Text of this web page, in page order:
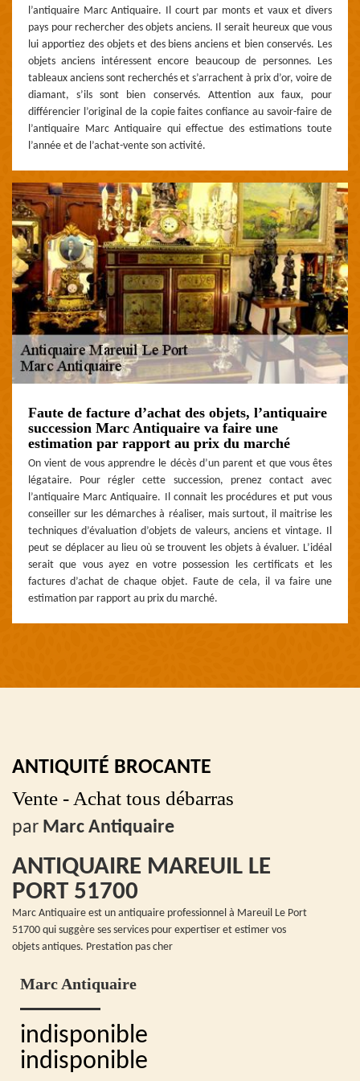
l’antiquaire Marc Antiquaire. Il court par monts et vaux et divers
pays pour rechercher des objets anciens. Il serait heureux que vous
lui apportiez des objets et des biens anciens et bien conservés. Les
objets anciens intéressent encore beaucoup de personnes. Les
tableaux anciens sont recherchés et s’arrachent à prix d’or, voire de
diamant, s’ils sont bien conservés. Attention aux faux, pour
différencier l’original de la copie faites confiance au savoir-faire de
l’antiquaire Marc Antiquaire qui effectue des estimations toute
l’année et de l’achat-vente son activité.
Faute de facture d’achat des objets, l’antiquaire
succession Marc Antiquaire va faire une
estimation par rapport au prix du marché
On vient de vous apprendre le décès d’un parent et que vous êtes
légataire. Pour régler cette succession, prenez contact avec
l’antiquaire Marc Antiquaire. Il connait les procédures et put vous
conseiller sur les démarches à réaliser, mais surtout, il maitrise les
techniques d’évaluation d’objets de valeurs, anciens et vintage. Il
peut se déplacer au lieu où se trouvent les objets à évaluer. L’idéal
serait que vous ayez en votre possession les certificats et les
factures d’achat de chaque objet. Faute de cela, il va faire une
estimation par rapport au prix du marché.
ANTIQUITÉ BROCANTE
Vente - Achat tous débarras
par Marc Antiquaire
ANTIQUAIRE MAREUIL LE
PORT 51700
Marc Antiquaire est un antiquaire professionnel à Mareuil Le Port
51700 qui suggère ses services pour expertiser et estimer vos
objets antiques. Prestation pas cher
Marc Antiquaire
indisponible
indisponible